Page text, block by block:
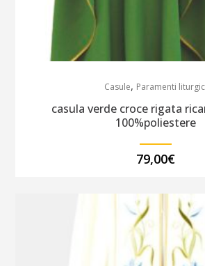
Casule, Paramenti
casula verde croce rigata
100%poliestere
79,00€